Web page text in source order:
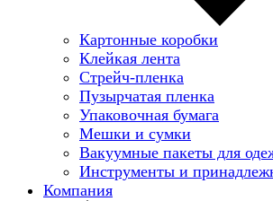
Картонные коробки
Клейкая лента
Стрейч-пленка
Пузырчатая пленка
Упаковочная бумага
Мешки и сумки
Вакуумные пакеты для
Инструменты и
Компания